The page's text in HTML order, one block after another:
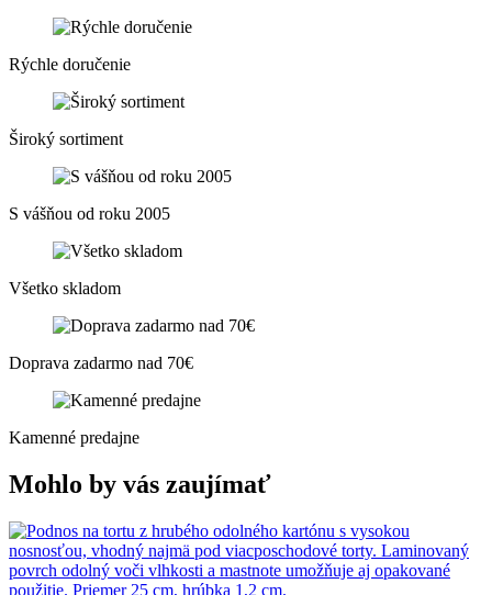
Rýchle doručenie
Široký sortiment
S vášňou od roku 2005
Všetko skladom
Doprava zadarmo nad 70€
Kamenné predajne
Mohlo by vás zaujímať